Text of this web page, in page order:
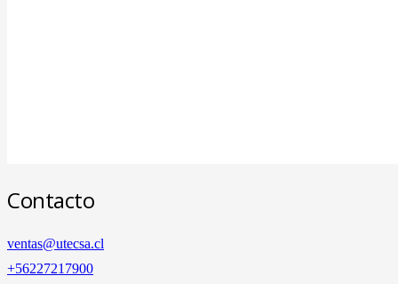
Contacto
ventas@utecsa.cl
+56227217900